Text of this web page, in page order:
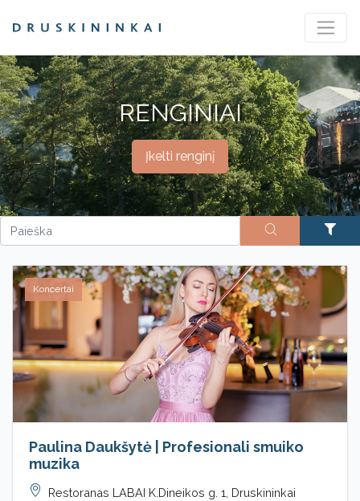
RENGINIAI
Įkelti renginį
Koncertai
Paulina Daukšytė | Profesionali smuiko
muzika
Restoranas LABAI K.Dineikos g. 1, Druskininkai